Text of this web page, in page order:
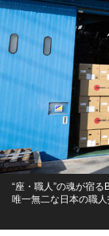
“座・職人”の魂が宿
唯一無二な日本の職